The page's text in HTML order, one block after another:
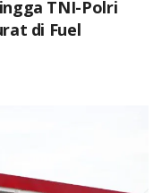
TNI-Polri
di Fuel